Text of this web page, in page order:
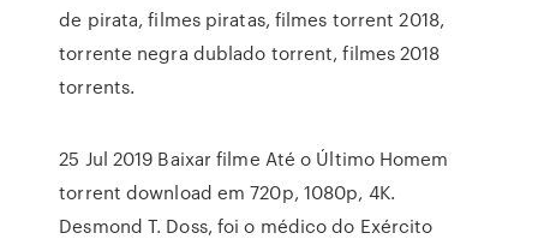
de pirata, filmes piratas, filmes torrent 2018,
torrente negra dublado torrent, filmes 2018
torrents.
25 Jul 2019 Baixar filme Até o Último Homem
torrent download em 720p, 1080p, 4K.
Desmond T. Doss, foi o médico do Exército